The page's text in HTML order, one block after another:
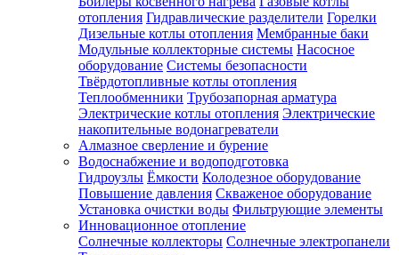
отопления Гидравлические разделители Горелки
Дизельные котлы отопления Мембранные баки
Модульные коллекторные системы Насосное
оборудование Системы безопасности
Твёрдотопливные котлы отопления
Теплообменники Трубозапорная арматура
Электрические котлы отопления Электрические
накопительные водонагреватели
Алмазное сверление и бурение
Водоснабжение и водоподготовка
Гидроузлы Ёмкости Колодезное оборудование
Повышение давления Скваженое оборудование
Установка очистки воды Фильтрующие элементы
Инновационное отопление
Солнечные коллекторы Солнечные электропанели